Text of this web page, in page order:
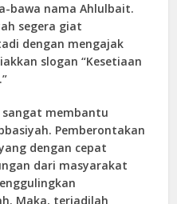
bawa nama Ahlulbait.
segera giat
dengan mengajak
slogan “Kesetiaan
membantu
Pemberontakan
dengan cepat
dari masyarakat
Maka, terjadilah